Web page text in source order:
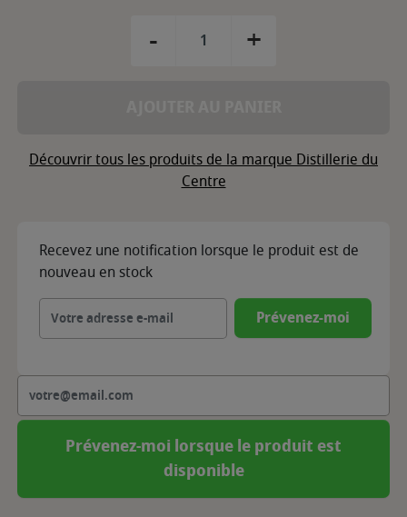
- +
Découvrir tous les produits de la marque Distillerie du
Centre
Recevez une notification lorsque le produit est de
nouveau en stock
Prévenez-moi
Prévenez-moi lorsque le produit est
disponible